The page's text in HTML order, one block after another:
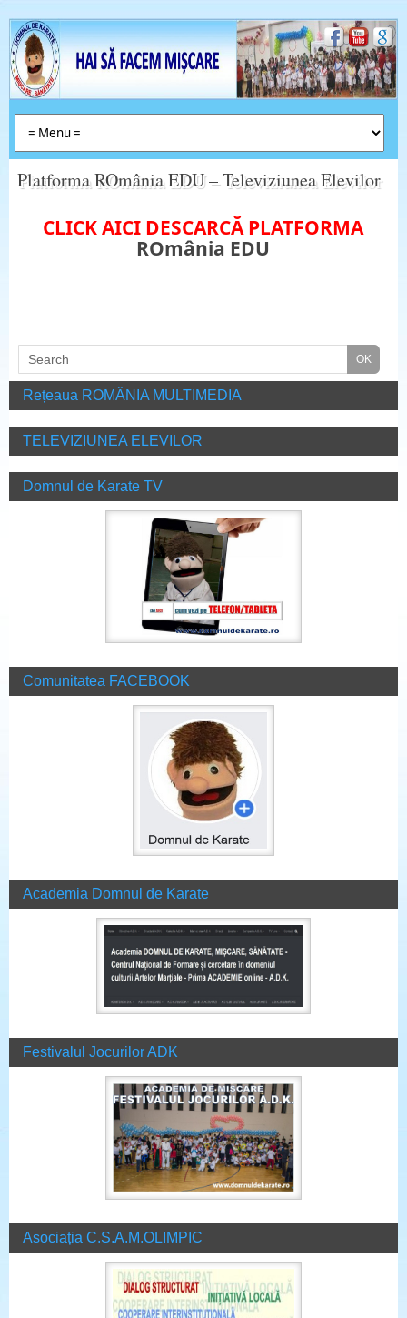
Platforma ROmânia EDU – Televiziunea Elevilor
CLICK AICI DESCARCĂ PLATFORMA
ROmânia EDU
Rețeaua ROMÂNIA MULTIMEDIA
TELEVIZIUNEA ELEVILOR
Domnul de Karate TV
Comunitatea FACEBOOK
Academia Domnul de Karate
Festivalul Jocurilor ADK
Asociația C.S.A.M.OLIMPIC